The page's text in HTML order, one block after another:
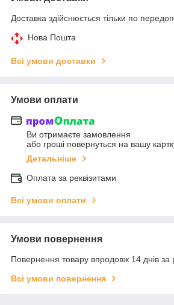
Доставка здійснюється тільки по
Нова Пошта
Всі умови доставки
Умови оплати
Ви отримаєте замовлення
або гроші повернуться на вашу
Детальніше
Оплата за реквізитами
Всі умови оплати
Умови повернення
Повернення товару впродовж 14 днів за
Всі умови повернення